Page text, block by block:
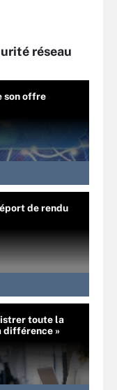
réseau
son offre
de rendu
toute la
différence »